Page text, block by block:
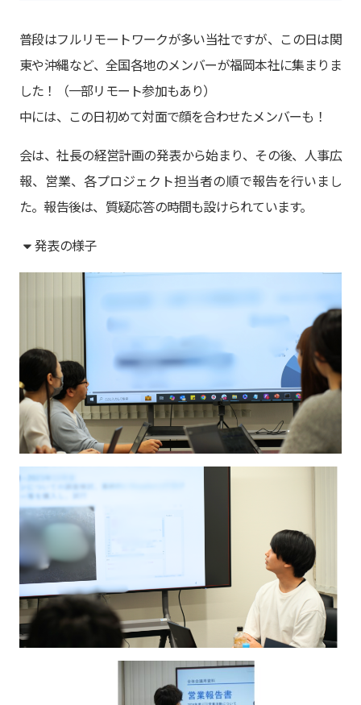
普段はフルリモートワークが多い当社ですが、この日は関
東や沖縄など、全国各地のメンバーが福岡本社に集まりま
した！（一部リモート参加もあり）
中には、この日初めて対面で顔を合わせたメンバーも！
会は、社長の経営計画の発表から始まり、その後、人事広
報、営業、各プロジェクト担当者の順で報告を行いまし
た。報告後は、質疑応答の時間も設けられています。
発表の様子